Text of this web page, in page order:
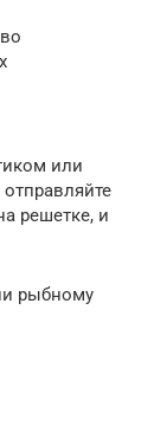
или
решетке, и
рыбному